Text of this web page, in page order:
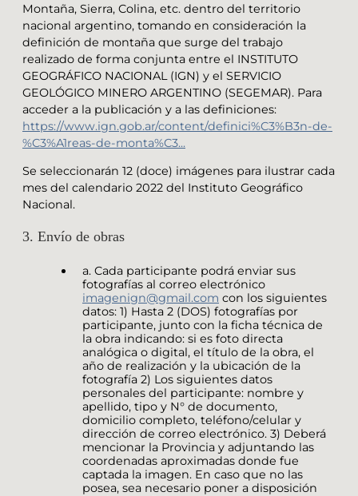
Montaña, Sierra, Colina, etc. dentro del territorio
nacional argentino, tomando en consideración la
definición de montaña que surge del trabajo
realizado de forma conjunta entre el INSTITUTO
GEOGRÁFICO NACIONAL (IGN) y el SERVICIO
GEOLÓGICO MINERO ARGENTINO (SEGEMAR). Para
acceder a la publicación y a las definiciones:
https://www.ign.gob.ar/content/definici%C3%B3n-de-
%C3%A1reas-de-monta%C3...
Se seleccionarán 12 (doce) imágenes para ilustrar cada
mes del calendario 2022 del Instituto Geográfico
Nacional.
3. Envío de obras
a. Cada participante podrá enviar sus
fotografías al correo electrónico
imagenign@gmail.com con los siguientes
datos: 1) Hasta 2 (DOS) fotografías por
participante, junto con la ficha técnica de
la obra indicando: si es foto directa
analógica o digital, el título de la obra, el
año de realización y la ubicación de la
fotografía 2) Los siguientes datos
personales del participante: nombre y
apellido, tipo y N° de documento,
domicilio completo, teléfono/celular y
dirección de correo electrónico. 3) Deberá
mencionar la Provincia y adjuntando las
coordenadas aproximadas donde fue
captada la imagen. En caso que no las
posea, sea necesario poner a disposición